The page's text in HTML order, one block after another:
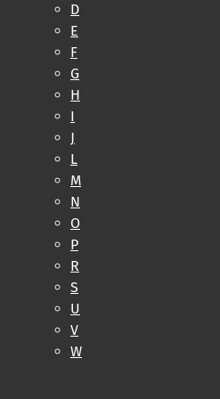
D
E
F
G
H
I
J
L
M
N
O
P
R
S
U
V
W